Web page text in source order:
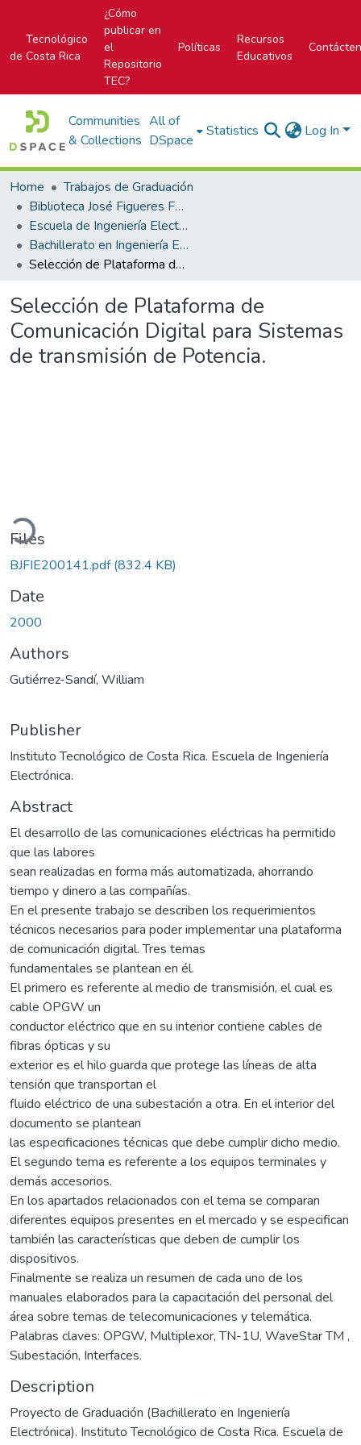
Tecnológico
de Costa Rica
¿Cómo
publicar en
el
Repositorio
TEC?
Políticas
Recursos
Educativos
Communities
& Collections
All of
DSpace
Statistics Log In
Home
Trabajos de Graduación
Biblioteca José Figueres Ferrer
Escuela de Ingeniería Electrónica
Bachillerato en Ingeniería Electrónica
Selección de Plataforma de Comunicación Digital para Sistemas de transmisión de Potencia.
Selección de Plataforma de
Comunicación Digital para Sistemas
de transmisión de Potencia.
Files
BJFIE200141.pdf(832.4 KB)
Date
2000
Authors
Gutiérrez-Sandí, William
Publisher
Instituto Tecnológico de Costa Rica. Escuela de Ingeniería
Electrónica.
Abstract
El desarrollo de las comunicaciones eléctricas ha permitido
que las labores
sean realizadas en forma más automatizada, ahorrando
tiempo y dinero a las compañías.
En el presente trabajo se describen los requerimientos
técnicos necesarios para poder implementar una plataforma
de comunicación digital. Tres temas
fundamentales se plantean en él.
El primero es referente al medio de transmisión, el cual es
cable OPGW un
conductor eléctrico que en su interior contiene cables de
fibras ópticas y su
exterior es el hilo guarda que protege las líneas de alta
tensión que transportan el
fluido eléctrico de una subestación a otra. En el interior del
documento se plantean
las especificaciones técnicas que debe cumplir dicho medio.
El segundo tema es referente a los equipos terminales y
demás accesorios.
En los apartados relacionados con el tema se comparan
diferentes equipos presentes en el mercado y se especifican
también las características que deben de cumplir los
dispositivos.
Finalmente se realiza un resumen de cada uno de los
manuales elaborados para la capacitación del personal del
área sobre temas de telecomunicaciones y telemática.
Palabras claves: OPGW, Multiplexor, TN-1U, WaveStar TM ,
Subestación, Interfaces.
Description
Proyecto de Graduación (Bachillerato en Ingeniería
Electrónica). Instituto Tecnológico de Costa Rica. Escuela de